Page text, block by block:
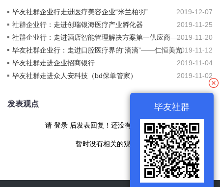
毕友社群企业行走进医疗美容企业“米兰柏羽”
2019-12-07
社群企业行：走进创瑞银海医疗产业孵化器
2019-11-25
社群企业行：走进酒店智能管理解决方案第一供应商——
智客迅
2019-11-20
毕友社群企业行：走进口腔医疗界的“滴滴”——仁恒美光2019-11-12
毕友社群走进企业招商银行
2019-11-04
毕友社群走进众人安科技（bd保单管家）
2019-11-02
发表观点
请 登录 后发表回复！还没有帐号现在注册
暂时没有相关的观点！
毕友社群